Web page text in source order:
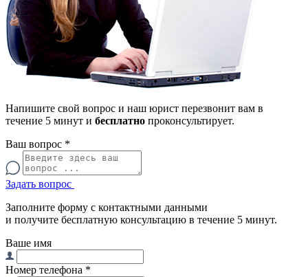
Напишите свой вопрос и наш юрист перезвонит вам в
течение 5 минут и бесплатно проконсультирует.
Ваш вопрос *
Задать вопрос
Заполните форму с контактными данными
и получите бесплатную консультацию в течение 5 минут.
Ваше имя
Номер телефона *